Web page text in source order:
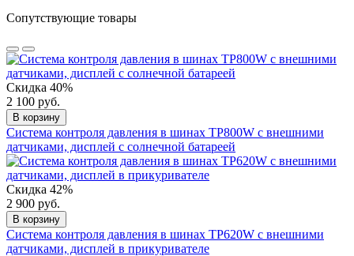
Сопутствующие товары
Скидка 40%
2 100 руб.
В корзину
Система контроля давления в шинах TP800W с внешними
датчиками, дисплей с солнечной батареей
Скидка 42%
2 900 руб.
В корзину
Система контроля давления в шинах TP620W с внешними
датчиками, дисплей в прикуривателе